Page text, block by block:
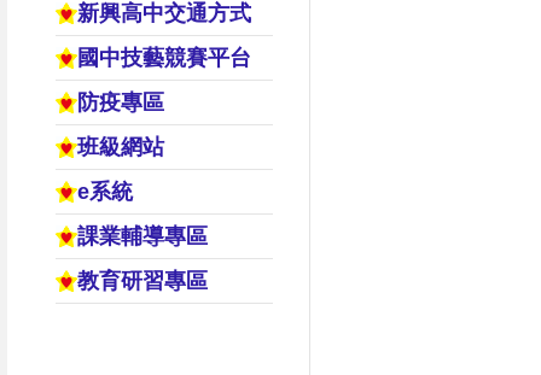
新興高中交通方式
國中技藝競賽平台
防疫專區
班級網站
e系統
課業輔導專區
教育研習專區